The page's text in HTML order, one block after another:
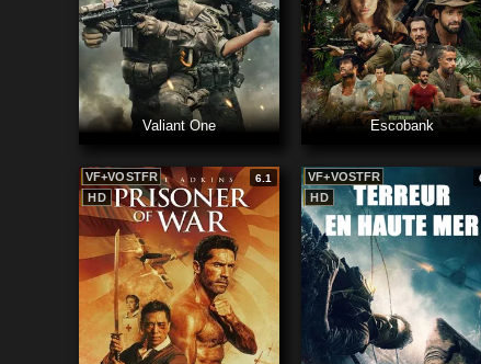
Valiant One Escobank
HD
VF+VOSTFR 6.1
HD
VF+VOSTFR